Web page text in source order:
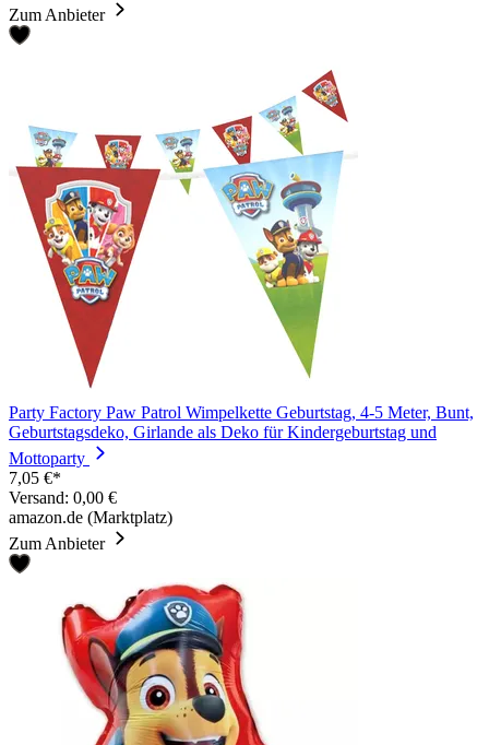
Zum Anbieter
Party Factory Paw Patrol Wimpelkette Geburtstag, 4-5 Meter, Bunt,
Geburtstagsdeko, Girlande als Deko für Kindergeburtstag und
Mottoparty
7,05 €*
Versand: 0,00 €
amazon.de (Marktplatz)
Zum Anbieter